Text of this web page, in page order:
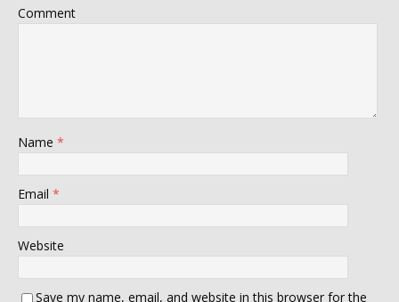
Comment
Name *
Email *
Website
Save my name, email, and website in this browser for the